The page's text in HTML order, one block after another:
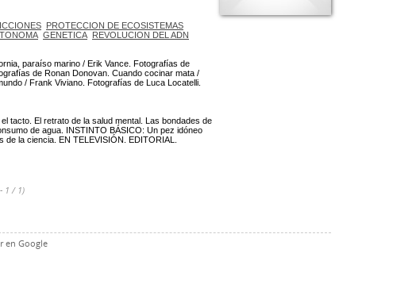
PROTECCION DE ECOSISTEMAS
GENETICA REVOLUCION DEL ADN
paraíso marino / Erik Vance. Fotografías de
de Ronan Donovan. Cuando cocinar mata /
/ Frank Viviano. Fotografías de Luca Locatelli.
tacto. El retrato de la salud mental. Las bondades de
de agua. INSTINTO BÁSICO: Un pez idóneo
la ciencia. EN TELEVISIÓN. EDITORIAL.
1 / 1)
en Google